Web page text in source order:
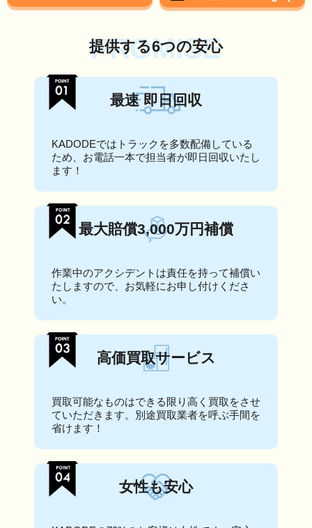
PROMISE
提供する6つの安心
最速 即日回収
KADODEではトラックを多数配備している
ため、お電話一本で担当者が即日回収いたし
ます！
最大賠償3,000万円補償
作業中のアクシデントは責任を持って補償い
たしますので、お気軽にお申し付けくださ
い。
高価買取サービス
買取可能なものはできる限り高く買取をさせ
ていただきます。別途買取業者を呼ぶ手間を
省けます！
女性も安心